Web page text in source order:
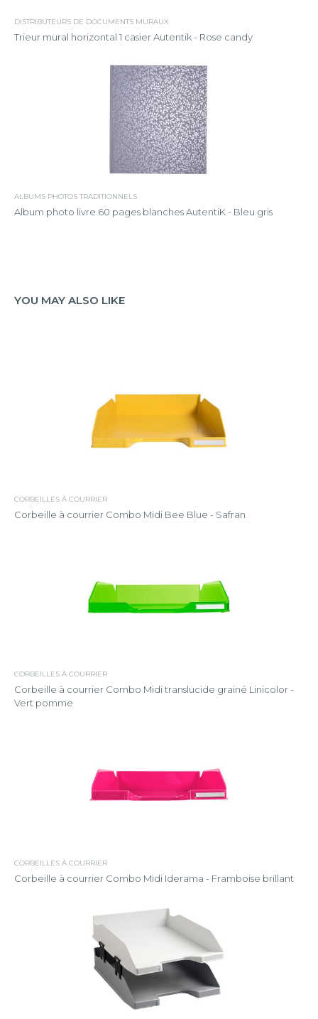
DISTRIBUTEURS DE DOCUMENTS MURAUX
Trieur mural horizontal 1 casier Autentik - Rose candy
ALBUMS PHOTOS TRADITIONNELS
Album photo livre 60 pages blanches AutentiK - Bleu gris
YOU MAY ALSO LIKE
CORBEILLES À COURRIER
Corbeille à courrier Combo Midi Bee Blue - Safran
CORBEILLES À COURRIER
Corbeille à courrier Combo Midi translucide grainé Linicolor -
Vert pomme
CORBEILLES À COURRIER
Corbeille à courrier Combo Midi Iderama - Framboise brillant